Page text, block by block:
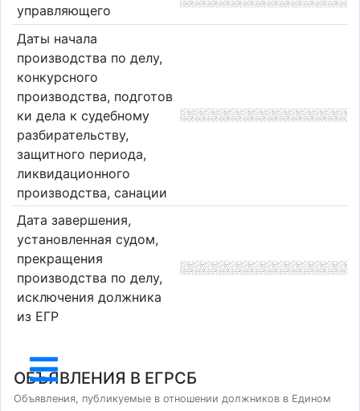
управляющего
Даты начала
производства по делу,
конкурсного
производства, подготов
ки дела к судебному
разбирательству,
защитного периода,
ликвидационного
производства, санации
Дата завершения,
установленная судом,
прекращения
производства по делу,
исключения должника
из ЕГР
ОБЪЯВЛЕНИЯ В ЕГРСБ
Объявления, публикуемые в отношении должников в Едином